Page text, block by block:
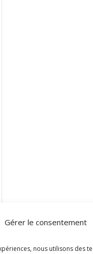
Gérer le consentement
nous utilisons des